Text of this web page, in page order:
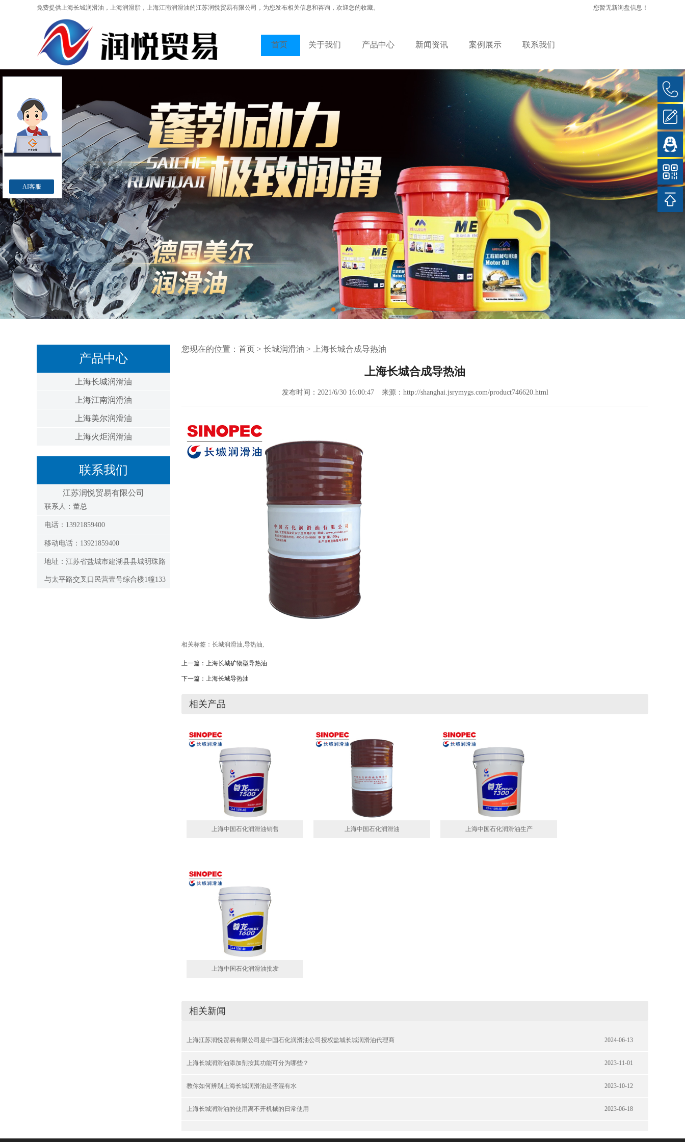
免费提供上海长城润滑油 ，上海润滑脂，上海江南润滑油的江苏润悦贸易有限公司，为您发布相关信息和咨询，欢迎您的收藏。 您暂无新询盘信息！
首页 关于我们 产品中心 新闻资讯 案例展示 联系我们
产品中心
上海长城润滑油
上海江南润滑油
上海美尔润滑油
上海火炬润滑油
联系我们
江苏润悦贸易有限公司
联系人：董总
电话：13921859400
移动电话：13921859400
地址：江苏省盐城市建湖县县城明珠路
与太平路交叉口民营壹号综合楼1幢133
您现在的位置： 首页 > 长城润滑油 > 上海长城合成导热油
上海长城合成导热油
发布时间：2021/6/30 16:00:47 来源：http://shanghai.jsrymygs.com/product746620.html
相关标签： 长城润滑油,导热油,
上一篇： 上海长城矿物型导热油
下一篇： 上海长城导热油
相关产品
上海中国石化润滑油销售 上海中国石化润滑油 上海中国石化润滑油生产
上海中国石化润滑油批发
相关新闻
上海江苏润悦贸易有限公司是中国石化润滑油公司授权盐城长城润滑油代理商 2024-06-13
上海长城润滑油添加剂按其功能可分为哪些？ 2023-11-01
教你如何辨别上海长城润滑油是否混有水 2023-10-12
上海长城润滑油的使用离不开机械的日常使用 2023-06-18
AI客服